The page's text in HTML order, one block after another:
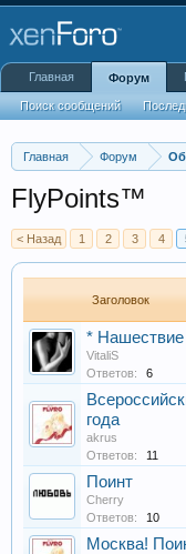
Главная Форум
FlyPoints™
< Назад 1 2 3 4
Заголовок
* Нашествие
VitaliS
Ответов:
6
года
akrus
Ответов:
11
Поинт
Cherry
Ответов:
10
Москва!
Главная Форум
Поиск сообщений